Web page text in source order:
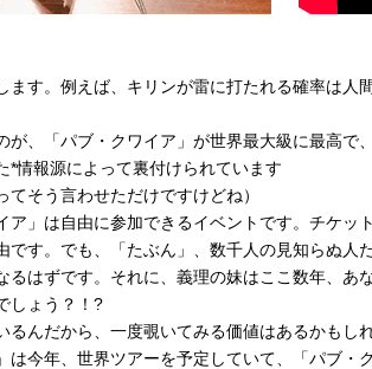
ます。例えば、キリンが雷に打たれる確率は
が、「パブ・クワイア」が世界最大級に最高
*情報源によって裏付けられています
てそう言わせただけですけどね）
ア」は自由に参加できるイベントです。チケッ
です。でも、「たぶん」、数千人の見知らぬ人
るはずです。それに、義理の妹はここ数年、
しょう？！?
るんだから、一度覗いてみる価値はあるかもし
は今年、世界ツアーを予定していて、「パブ・